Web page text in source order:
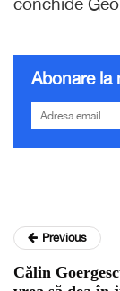
Abonare la
Previous
Călin